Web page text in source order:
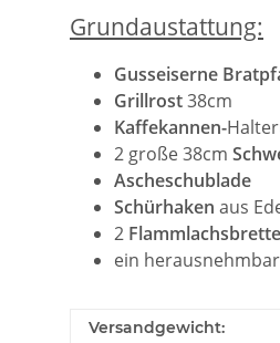
Grundaustattung:
Gusseiserne
Grillrost38cm
Kaffekannen-
2 große 38cm
Ascheschublade
Schürhaken aus
2
ein
Versandgewicht: